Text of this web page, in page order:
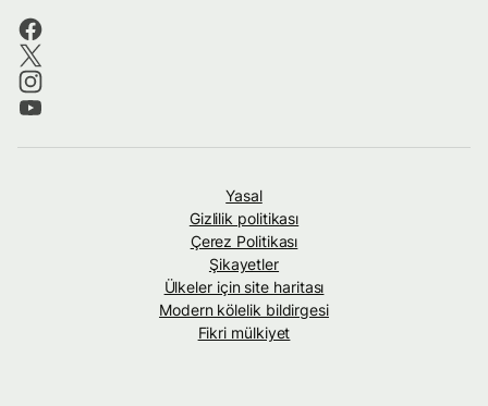
Yasal
Gizlilik politikası
Çerez Politikası
Şikayetler
Ülkeler için site haritası
Modern kölelik bildirgesi
Fikri mülkiyet